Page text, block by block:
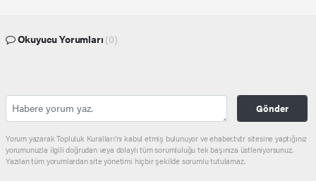
Okuyucu Yorumları (0)
Gönder
Yorum yazarak Topluluk Kuralları’nı kabul etmiş bulunuyor ve ehaber.tv.tr sitesine yaptığınız
yorumunuzla ilgili doğrudan veya dolaylı tüm sorumluluğu tek başınıza üstleniyorsunuz.
Yazılan tüm yorumlardan site yönetimi hiçbir şekilde sorumlu tutulamaz.